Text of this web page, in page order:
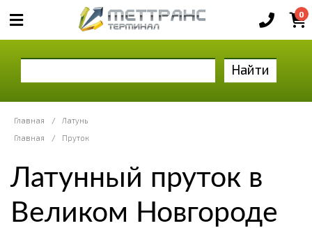
0
Найти
Главная /
Латунь
Главная
/ Пруток
Латунный пруток в
Великом Новгороде